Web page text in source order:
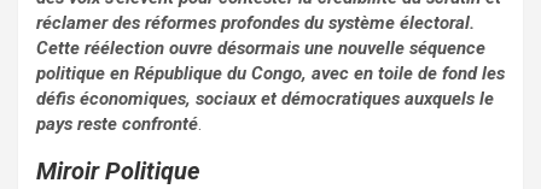
réclamer des réformes profondes du système électoral.
Cette réélection ouvre désormais une nouvelle séquence
politique en République du Congo, avec en toile de fond les
défis économiques, sociaux et démocratiques auxquels le
pays reste confronté.
Miroir Politique